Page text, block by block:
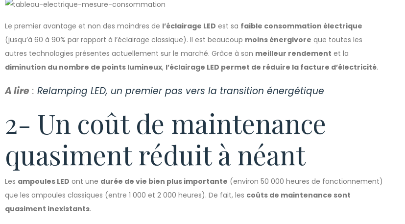
Le premier avantage et non des moindres de l’éclairage LED est sa faible consommation électrique
(jusqu’à 60 à 90% par rapport à l’éclairage classique). Il est beaucoup moins énergivore que toutes les
autres technologies présentes actuellement sur le marché. Grâce à son meilleur rendement et la
diminution du nombre de points lumineux, l’éclairage LED permet de réduire la facture d’électricité.
A lire : Relamping LED, un premier pas vers la transition énergétique
2- Un coût de maintenance
quasiment réduit à néant
Les ampoules LED ont une durée de vie bien plus importante (environ 50 000 heures de fonctionnement)
que les ampoules classiques (entre 1 000 et 2 000 heures). De fait, les coûts de maintenance sont
quasiment inexistants.